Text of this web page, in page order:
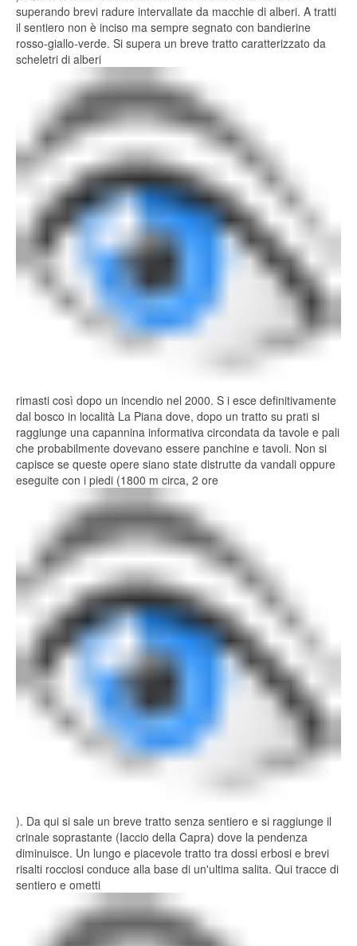
superando brevi radure intervallate da macchie di alberi. A tratti
il sentiero non è inciso ma sempre segnato con bandierine
rosso-giallo-verde. Si supera un breve tratto caratterizzato da
scheletri di alberi
rimasti così dopo un incendio nel 2000. S i esce definitivamente
dal bosco in località La Piana dove, dopo un tratto su prati si
raggiunge una capannina informativa circondata da tavole e pali
che probabilmente dovevano essere panchine e tavoli. Non si
capisce se queste opere siano state distrutte da vandali oppure
eseguite con i piedi (1800 m circa, 2 ore
). Da qui si sale un breve tratto senza sentiero e si raggiunge il
crinale soprastante (Iaccio della Capra) dove la pendenza
diminuisce. Un lungo e piacevole tratto tra dossi erbosi e brevi
risalti rocciosi conduce alla base di un'ultima salita. Qui tracce di
sentiero e ometti